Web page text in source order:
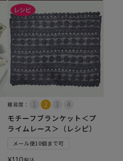
難易度：
モチーフブランケット＜プ
ライムレース＞（レシピ）
メール便10個まで可